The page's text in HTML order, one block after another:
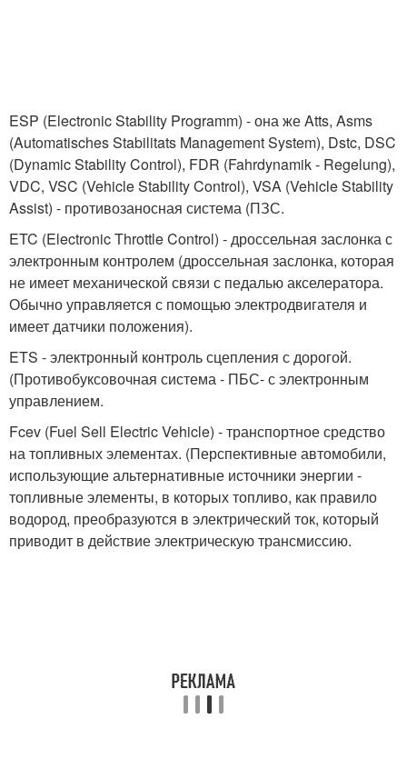
ESP (Electronic Stability Programm) - она же Atts, Asms
(Automatisches Stabilitats Management System), Dstc, DSC
(Dynamic Stability Control), FDR (Fahrdynamik - Regelung),
VDC, VSC (Vehicle Stability Control), VSA (Vehicle Stability
Assist) - противозаносная система (ПЗС.
ETC (Electronic Throttle Control) - дроссельная заслонка с
электронным контролем (дроссельная заслонка, которая
не имеет механической связи с педалью акселератора.
Обычно управляется с помощью электродвигателя и
имеет датчики положения).
ETS - электронный контроль сцепления с дорогой.
(Противобуксовочная система - ПБС- с электронным
управлением.
Fcev (Fuel Sell Electric Vehicle) - транспортное средство
на топливных элементах. (Перспективные автомобили,
использующие альтернативные источники энергии -
топливные элементы, в которых топливо, как правило
водород, преобразуются в электрический ток, который
приводит в действие электрическую трансмиссию.